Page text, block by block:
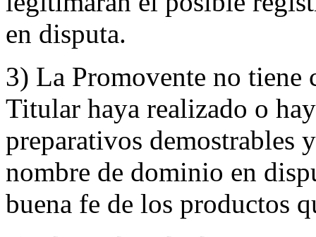
en disputa.
3) La Promovente no tiene
Titular haya realizado o
preparativos demostrables
nombre de dominio en
buena fe de los productos